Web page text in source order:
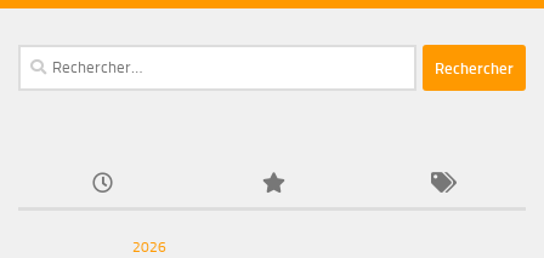
Rechercher :
2026